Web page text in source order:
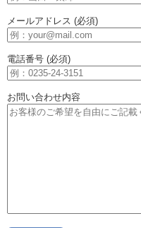
メールアドレス (必須)
電話番号 (必須)
お問い合わせ内容